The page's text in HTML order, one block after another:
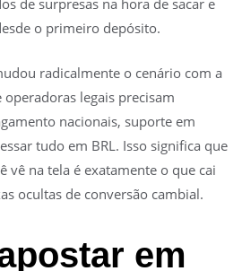
de surpresas na hora de sacar e
o primeiro depósito.
radicalmente o cenário com a
legais precisam
nacionais, suporte em
tudo em BRL. Isso significa que
vê na tela é exatamente o que cai
ocultas de conversão cambial.
em